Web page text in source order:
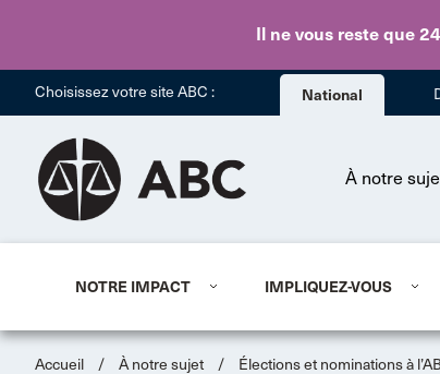
Il ne vous reste que
Choisissez votre site ABC : National
À notre
NOTRE IMPACT IMPLIQUEZ-VOUS
Accueil / À notre sujet / Élections et nominations à